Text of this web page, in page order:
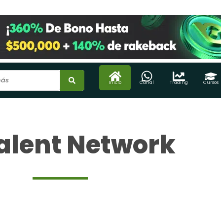
Inicio Canal Trading Cursos
Network